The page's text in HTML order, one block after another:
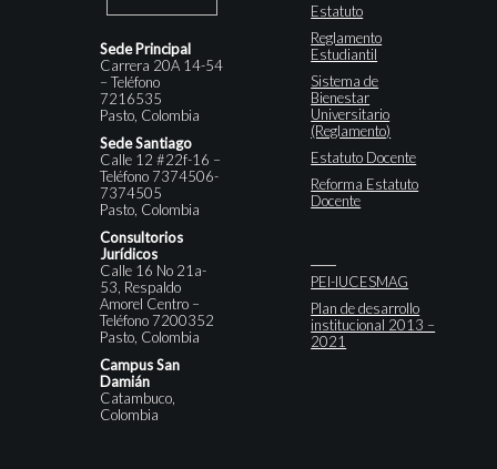
Sede Principal
Carrera 20A 14-54
– Teléfono
7216535
Pasto, Colombia
Sede Santiago
Calle 12 #22f-16 –
Teléfono 7374506-
7374505
Pasto, Colombia
Consultorios
Jurídicos
Calle 16 No 21a-
53, Respaldo
Amorel Centro –
Teléfono 7200352
Pasto, Colombia
Campus San
Damián
Catambuco,
Colombia
Estatuto
Reglamento
Estudiantil
Sistema de
Bienestar
Universitario
(Reglamento)
Estatuto Docente
Reforma Estatuto
Docente
PEI-IUCESMAG
Plan de desarrollo
institucional 2013 –
2021